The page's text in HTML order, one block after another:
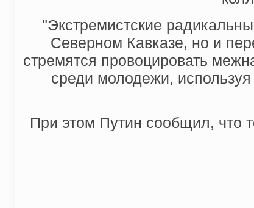
"Экстремистские
Северном Кавказе, но и
стремятся провоцировать
среди молодежи,
При этом Путин сообщил, что